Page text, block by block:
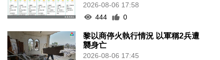
2026-08-06 17:58
444
0
黎以商停火執行情況 以軍稱2兵遭
襲身亡
2026-08-06 17:45